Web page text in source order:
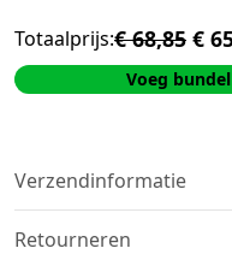
Totaalprijs:€ 68,85 €
Voeg
Verzendinformatie
We verzenden metDHL.
morgen in huis
Retourneren